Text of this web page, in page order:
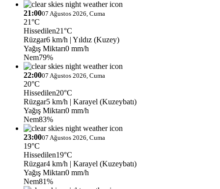
21:0007 Ağustos 2026, Cuma
21°C
Hissedilen21°C
Rüzgar6 km/h | Yıldız (Kuzey)
Yağış Miktarı0 mm/h
Nem79%
22:0007 Ağustos 2026, Cuma
20°C
Hissedilen20°C
Rüzgar5 km/h | Karayel (Kuzeybatı)
Yağış Miktarı0 mm/h
Nem83%
23:0007 Ağustos 2026, Cuma
19°C
Hissedilen19°C
Rüzgar4 km/h | Karayel (Kuzeybatı)
Yağış Miktarı0 mm/h
Nem81%